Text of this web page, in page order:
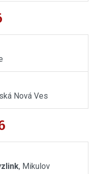
Nová Ves
, Mikulov